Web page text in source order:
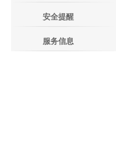
安全提醒
服务信息